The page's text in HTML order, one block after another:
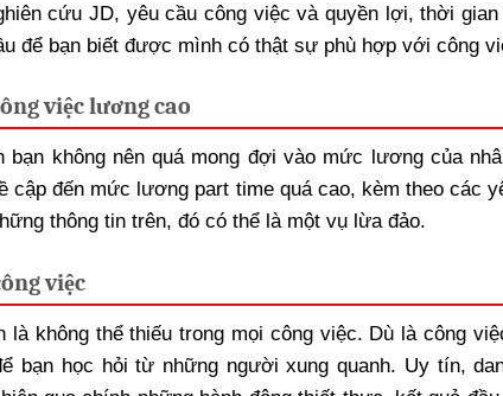
cứu JD, yêu cầu công việc và quyền lợi, thời
để bạn biết được mình có thật sự phù hợp với công
việc lương cao
không nên quá mong đợi vào mức lương của
cập đến mức lương part time quá cao, kèm theo các
thông tin trên, đó có thể là một vụ lừa đảo.
việc
là không thể thiếu trong mọi công việc. Dù là công
bạn học hỏi từ những người xung quanh. Uy tín,